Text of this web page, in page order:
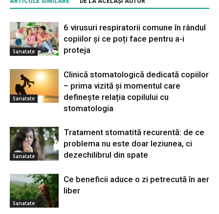
Sanatate
6 virusuri respiratorii comune în rândul
copiilor și ce poți face pentru a-i
proteja
Sanatate
Clinică stomatologică dedicată copiilor
– prima vizită și momentul care
definește relația copilului cu
stomatologia
Sanatate
Tratament stomatită recurentă: de ce
problema nu este doar leziunea, ci
dezechilibrul din spate
Sanatate
Ce beneficii aduce o zi petrecută în aer
liber